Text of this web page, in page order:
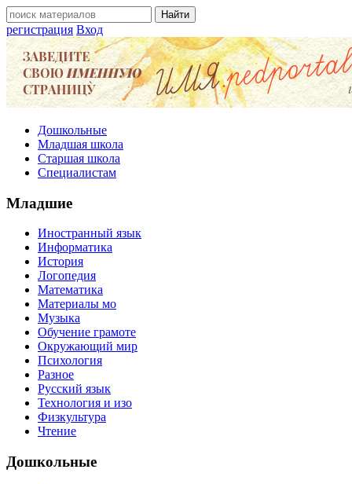
регистрация Вход
Дошкольные
Младшая школа
Старшая школа
Специалистам
Младшие
Иностранный язык
Информатика
История
Логопедия
Математика
Материалы мо
Музыка
Обучение грамоте
Окружающий мир
Психология
Разное
Русский язык
Технология и изо
Физкультура
Чтение
Дошкольные